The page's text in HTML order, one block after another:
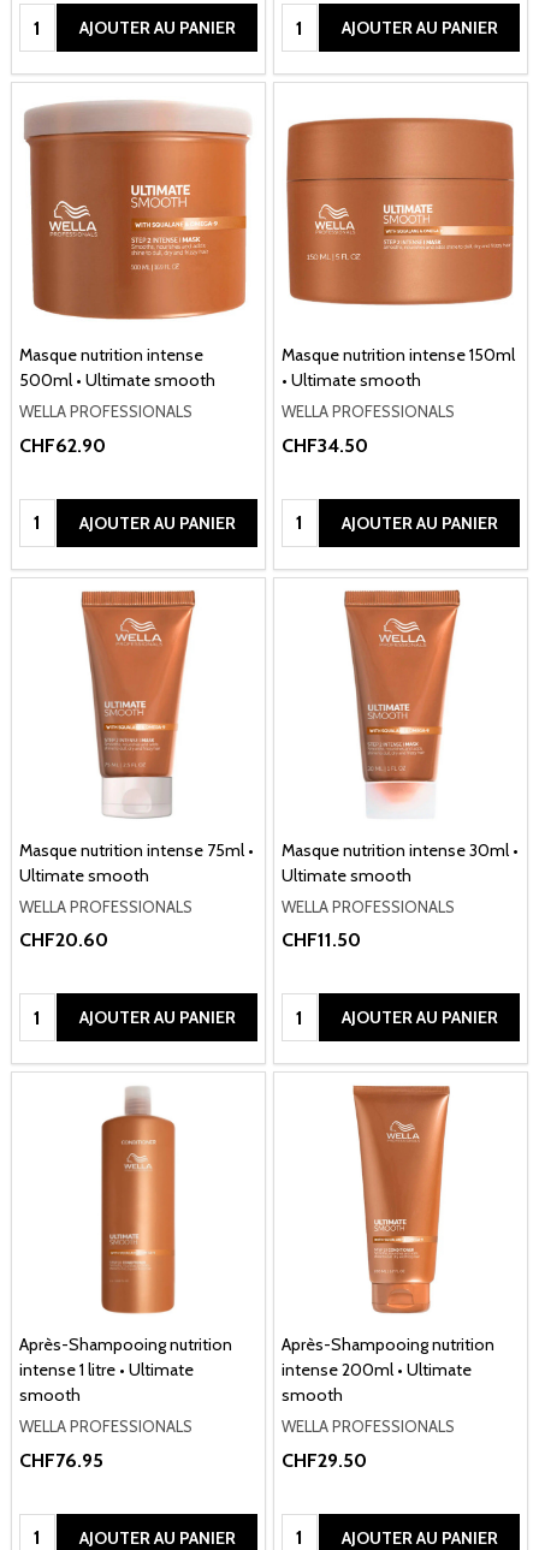
Quantité:AJOUTER AU PANIER Quantité:AJOUTER AU PANIER
Masque nutrition intense
500ml • Ultimate smooth
WELLA PROFESSIONALS
CHF62.90
Quantité:AJOUTER AU PANIER
Masque nutrition intense 150ml
• Ultimate smooth
WELLA PROFESSIONALS
CHF34.50
Quantité:AJOUTER AU PANIER
Masque nutrition intense 75ml •
Ultimate smooth
WELLA PROFESSIONALS
CHF20.60
Quantité:AJOUTER AU PANIER
Masque nutrition intense 30ml •
Ultimate smooth
WELLA PROFESSIONALS
CHF11.50
Quantité:AJOUTER AU PANIER
Après-Shampooing nutrition
intense 1 litre • Ultimate
smooth
WELLA PROFESSIONALS
CHF76.95
Quantité:AJOUTER AU PANIER
Après-Shampooing nutrition
intense 200ml • Ultimate
smooth
WELLA PROFESSIONALS
CHF29.50
Quantité:AJOUTER AU PANIER